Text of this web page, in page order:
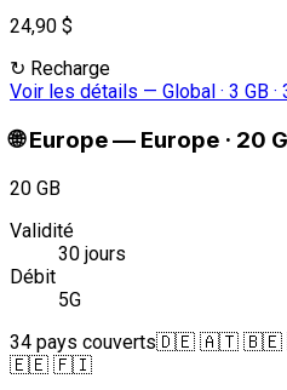
24,90 $
↻ Recharge
Voir les détails — Global · 3 GB
🌐 Europe— Europe · 20
20 GB
Validité
30 jours
Débit
5G
34 pays couverts🇩🇪 🇦🇹 🇧🇪
🇪🇪 🇫🇮